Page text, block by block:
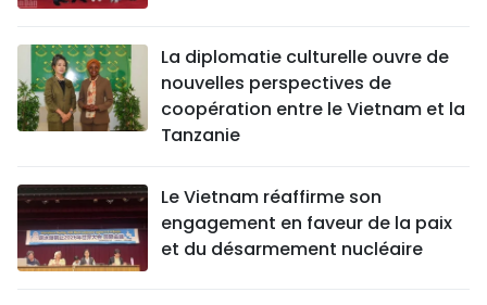
La diplomatie culturelle ouvre de
nouvelles perspectives de
coopération entre le Vietnam et la
Tanzanie
Le Vietnam réaffirme son
engagement en faveur de la paix
et du désarmement nucléaire